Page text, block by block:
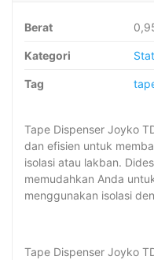
Berat
Kategori
Tag
Tape Dispenser Joyko
dan efisien untuk
isolasi atau lakban.
memudahkan Anda
menggunakan isolasi
Tape Dispenser Joyko